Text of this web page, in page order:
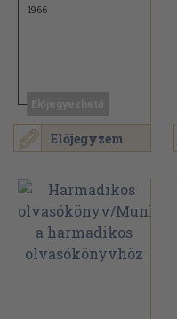
Előjegyzem
1966